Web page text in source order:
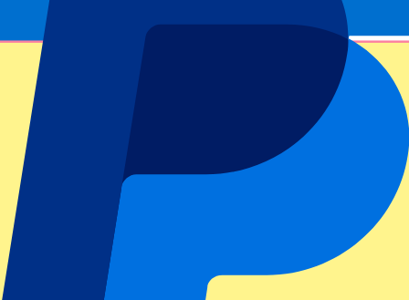
Preguntas frecuentes
¿Está confirmada la fecha del evento?
¿Puedo elegir mi número de asiento?
¿Sólo ofrecen entradas para las secciones locales?
¿Tiene más preguntas?
Footer menu
Clubes destacados